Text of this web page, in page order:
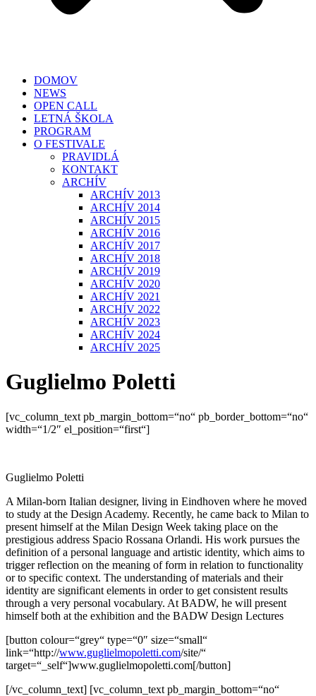
DOMOV
NEWS
OPEN CALL
LETNÁ ŠKOLA
PROGRAM
O FESTIVALE
PRAVIDLÁ
KONTAKT
ARCHÍV
ARCHÍV 2013
ARCHÍV 2014
ARCHÍV 2015
ARCHÍV 2016
ARCHÍV 2017
ARCHÍV 2018
ARCHÍV 2019
ARCHÍV 2020
ARCHÍV 2021
ARCHÍV 2022
ARCHÍV 2023
ARCHÍV 2024
ARCHÍV 2025
Guglielmo Poletti
[vc_column_text pb_margin_bottom=“no“ pb_border_bottom=“no“
width=“1/2″ el_position=“first“]
Guglielmo Poletti
A Milan-born Italian designer, living in Eindhoven where he moved
to study at the Design Academy. Recently, he came back to Milan to
present himself at the Milan Design Week taking place on the
prestigious address Spacio Rossana Orlandi. His work pursues the
definition of a personal language and artistic identity, which aims to
trigger reflection on the meaning of form in relation to functionality
or to specific context. The understanding of materials and their
identity are significant elements in order to get consistent results
through a very personal vocabulary. At BADW, he will present
himself both at the exhibition and the BADW Design Lectures
[button colour=“grey“ type=“0″ size=“small“
link=“http://www.guglielmopoletti.com/site/“
target=“_self“]www.guglielmopoletti.com[/button]
[/vc_column_text] [vc_column_text pb_margin_bottom=“no“